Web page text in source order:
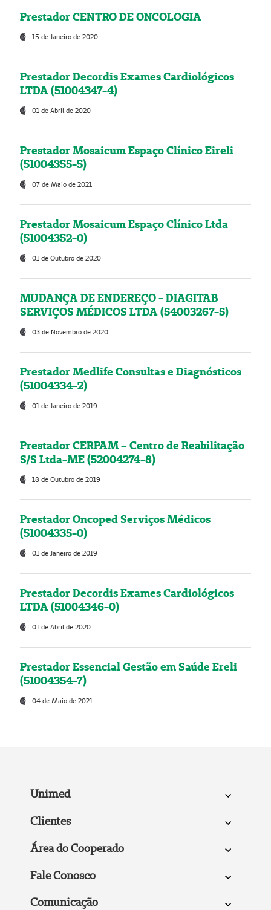
Prestador CENTRO DE ONCOLOGIA
15 de Janeiro de 2020
Prestador Decordis Exames Cardiológicos
LTDA (51004347-4)
01 de Abril de 2020
Prestador Mosaicum Espaço Clínico Eireli
(51004355-5)
07 de Maio de 2021
Prestador Mosaicum Espaço Clínico Ltda
(51004352-0)
01 de Outubro de 2020
MUDANÇA DE ENDEREÇO - DIAGITAB
SERVIÇOS MÉDICOS LTDA (54003267-5)
03 de Novembro de 2020
Prestador Medlife Consultas e Diagnósticos
(51004334-2)
01 de Janeiro de 2019
Prestador CERPAM – Centro de Reabilitação
S/S Ltda-ME (52004274-8)
18 de Outubro de 2019
Prestador Oncoped Serviços Médicos
(51004335-0)
01 de Janeiro de 2019
Prestador Decordis Exames Cardiológicos
LTDA (51004346-0)
01 de Abril de 2020
Prestador Essencial Gestão em Saúde Ereli
(51004354-7)
04 de Maio de 2021
Unimed
Clientes
Área do Cooperado
Fale Conosco
Comunicação